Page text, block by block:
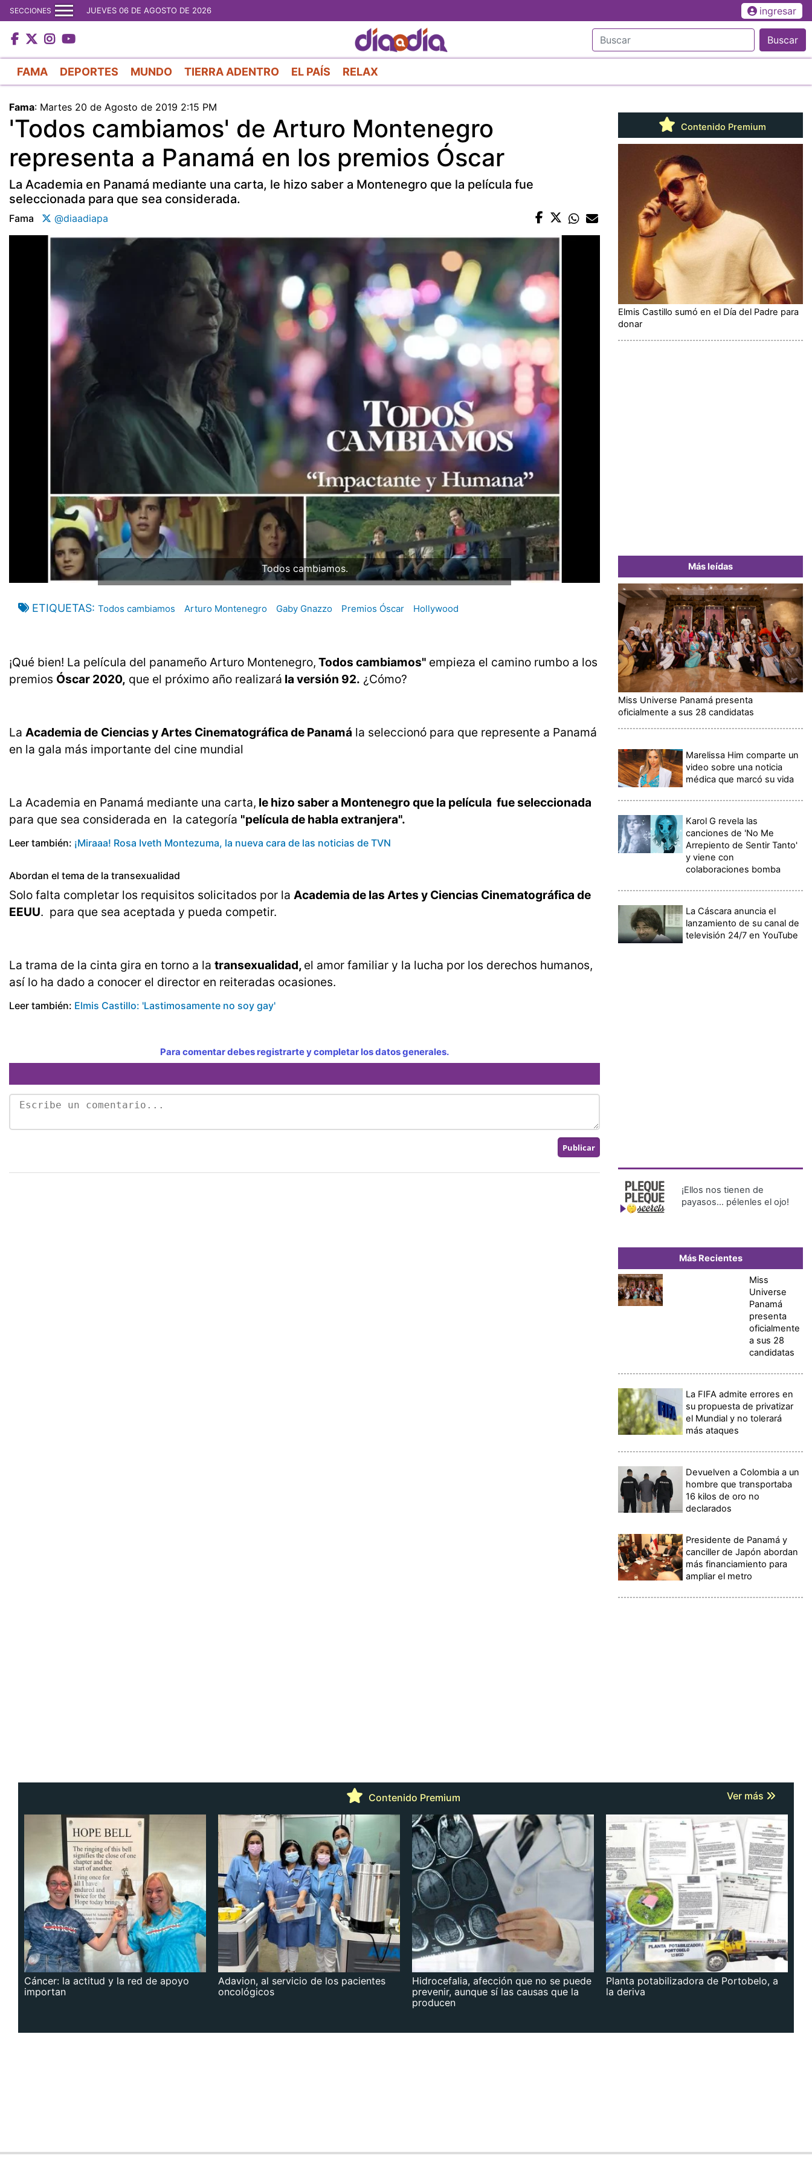
al
contenido
principal
SECCIONES JUEVES 06 DE AGOSTO DE 2026 ingresar
Buscar
FAMA DEPORTES MUNDO TIERRA ADENTRO EL PAÍS RELAX
Fama: Martes 20 de Agosto de 2019 2:15 PM
'Todos cambiamos' de Arturo Montenegro
representa a Panamá en los premios Óscar
La Academia en Panamá mediante una carta, le hizo saber a Montenegro que la película fue
seleccionada para que sea considerada.
Fama @diaadiapa
Todos cambiamos.
ETIQUETAS Todos cambiamos Arturo Montenegro Gaby Gnazzo Premios Óscar Hollywood
¡Qué bien! La película del panameño Arturo Montenegro, Todos cambiamos" empieza el camino rumbo a los
premios Óscar 2020, que el próximo año realizará la versión 92. ¿Cómo?
La Academia de Ciencias y Artes Cinematográfica de Panamá la seleccionó para que represente a Panamá
en la gala más importante del cine mundial
La Academia en Panamá mediante una carta, le hizo saber a Montenegro que la película fue seleccionada
para que sea considerada en la categoría "película de habla extranjera".
Leer también: ¡Miraaa! Rosa Iveth Montezuma, la nueva cara de las noticias de TVN
Abordan el tema de la transexualidad
Solo falta completar los requisitos solicitados por la Academia de las Artes y Ciencias Cinematográfica de
EEUU. para que sea aceptada y pueda competir.
La trama de la cinta gira en torno a la transexualidad, el amor familiar y la lucha por los derechos humanos,
así lo ha dado a conocer el director en reiteradas ocasiones.
Leer también: Elmis Castillo: 'Lastimosamente no soy gay'
Para comentar debes registrarte y completar los datos generales.
Contenido Premium
Elmis Castillo sumó en el Día del Padre para
donar
Más leídas
Miss Universe Panamá presenta
oficialmente a sus 28 candidatas
Marelissa Him comparte un
video sobre una noticia
médica que marcó su vida
Karol G revela las
canciones de 'No Me
Arrepiento de Sentir Tanto'
y viene con
colaboraciones bomba
La Cáscara anuncia el
lanzamiento de su canal de
televisión 24/7 en YouTube
¡Ellos nos tienen de
payasos… pélenles el ojo!
Más Recientes
Miss
Universe
Panamá
presenta
oficialmente
a sus 28
candidatas
La FIFA admite errores en
su propuesta de privatizar
el Mundial y no tolerará
más ataques
Devuelven a Colombia a un
hombre que transportaba
16 kilos de oro no
declarados
Presidente de Panamá y
canciller de Japón abordan
más financiamiento para
ampliar el metro
Contenido Premium Ver más
Cáncer: la actitud y la red de apoyo
importan
Adavion, al servicio de los pacientes
oncológicos
Hidrocefalia, afección que no se puede
prevenir, aunque sí las causas que la
producen
Planta potabilizadora de Portobelo, a
la deriva